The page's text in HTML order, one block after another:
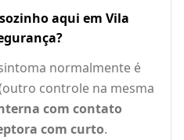
aqui em Vila
normalmente é
controle na mesma
com contato
com curto.